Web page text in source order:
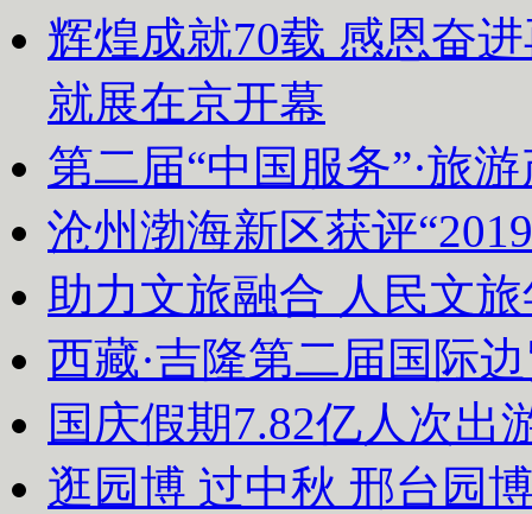
辉煌成就70载 感恩奋
就展在京开幕
第二届“中国服务”·旅
沧州渤海新区获评
助力文旅融合 人民文
西藏·吉隆第二届国际
国庆假期7.82亿人次出
逛园博 过中秋 邢台园